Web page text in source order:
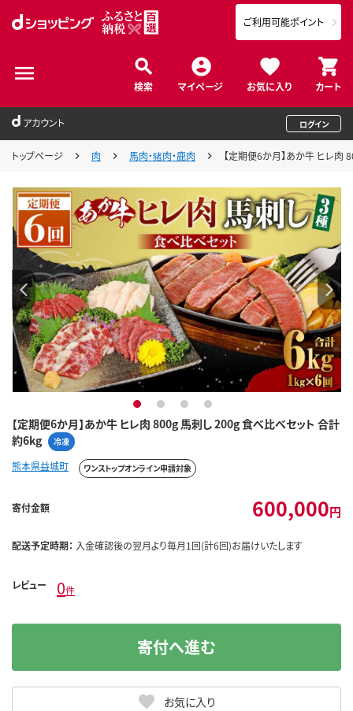
検索 マイページ お気に入り カート
ご利用可能ポイント
アカウント ログイン
トップページ 肉 馬肉・猪肉・鹿肉 【定期便6か月】あか牛 ヒレ
【定期便6か月】あか牛 ヒレ肉 800g 馬刺し 200g 食べ比べセット 合計
約6kg
冷凍
1 2 3 4
熊本県益城町 ワンストップオンライン申請対象
寄付金額 600,000円
配送予定時期： 入金確認後の翌月より毎月1回(計6回)お届けいたします
レビュー 0件
お気に入り
寄付へ進む